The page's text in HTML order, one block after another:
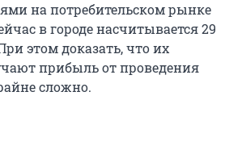
на потребительском рынке
в городе насчитывается 29
этом доказать, что их
прибыль от проведения
сложно.